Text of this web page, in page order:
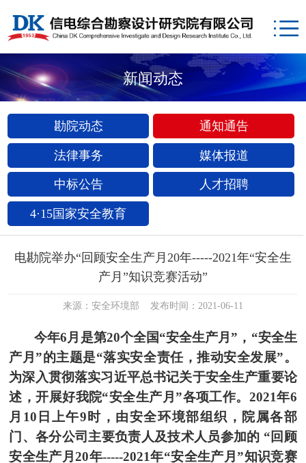
新闻动态
勘院动态 通知通告
法律事务 媒体报道
中标公告 人才招聘
4·15国家安全教育
电勘院举办“回顾安全生产月20年-----2021年“安全生
产月”知识竞赛活动”
来源：安全环境部 发布时间：2021-06-11
今年6月是第20个全国“安全生产月”，“安全生
产月”的主题是“落实安全责任，推动安全发展”。
为深入贯彻落实习近平总书记关于安全生产重要论
述，开展好我院“安全生产月”各项工作。2021年6
月10日上午9时，由安全环境部组织，院属各部
门、各分公司主要负责人及技术人员参加的 “回顾
安全生产月20年-----2021年“安全生产月”知识竞赛